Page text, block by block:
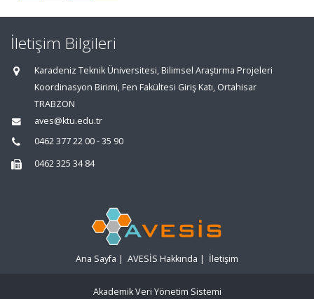
İletişim Bilgileri
Karadeniz Teknik Üniversitesi, Bilimsel Araştırma Projeleri
Koordinasyon Birimi, Fen Fakültesi Giriş Katı, Ortahisar
TRABZON
aves@ktu.edu.tr
0462 377 22 00 - 35 90
0462 325 34 84
Ana Sayfa | AVESİS Hakkında | İletişim
Akademik Veri Yönetim Sistemi